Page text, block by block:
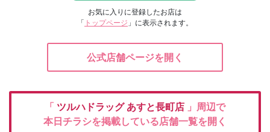
お気に入りに登録したお店は
「 トップページ 」に表示されます。
公式店舗ページを開く
「 ツルハドラッグ あすと長町店 」周辺で
本日チラシを掲載している店舗一覧を開く